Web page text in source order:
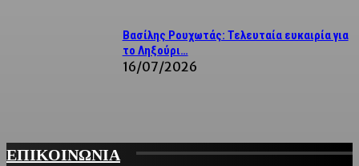
Βασίλης Ρουχωτάς: Τελευταία ευκαιρία για
το Ληξούρι…
16/07/2026
ΕΠΙΚΟΙΝΩΝΙΑ